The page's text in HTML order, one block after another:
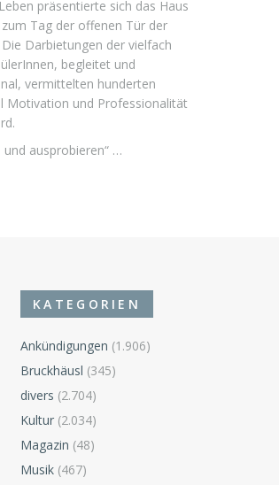
präsentierte sich das Haus
Tag der offenen Tür der
Darbietungen der vielfach
begleitet und
vermittelten hunderten
Motivation und Professionalität
ausprobieren“ …
KATEGORIEN
Ankündigungen (1.906)
Bruckhäusl (345)
divers (2.704)
Kultur (2.034)
Magazin (48)
Musik (467)